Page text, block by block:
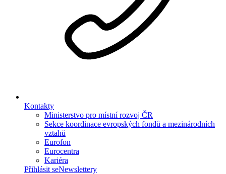
Kontakty
Ministerstvo pro místní rozvoj ČR
Sekce koordinace evropských fondů a mezinárodních
vztahů
Eurofon
Eurocentra
Kariéra
Přihlásit seNewslettery